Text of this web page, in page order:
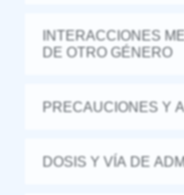
INTERACCIONES
DE OTRO GÉNERO
PRECAUCIONES Y
DOSIS Y VÍA DE